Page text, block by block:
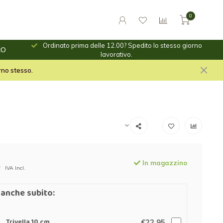
0
per il fuoco e stuf per
Ordinato prima delle 12.00? Spedito lo stesso giorno
lavorativo.
stesso.
IVA Incl.
In magazzino
subito: